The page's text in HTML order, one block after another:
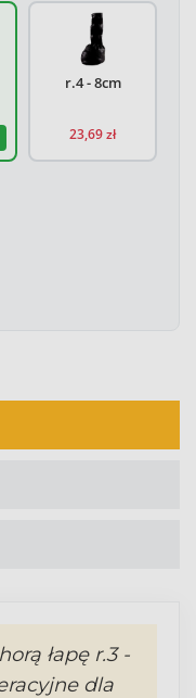
- 5cm - 20,90 zł
r.4 - 8cm
23,69 zł
Grande Finale But
- 4cm - 20,90 zł
łapę r.3 -
dla